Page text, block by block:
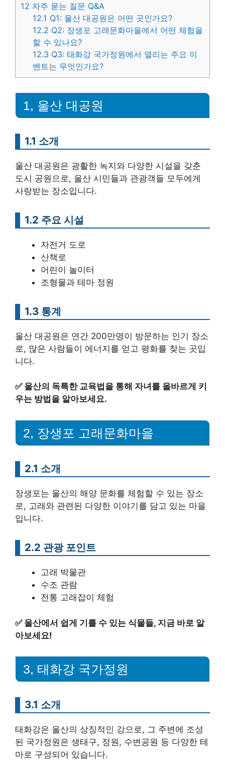
12 자주 묻는 질문 Q&A
12.1 Q1: 울산 대공원은 어떤 곳인가요?
12.2 Q2: 장생포 고래문화마을에서 어떤 체험을
할 수 있나요?
12.3 Q3: 태화강 국가정원에서 열리는 주요 이
벤트는 무엇인가요?
1, 울산 대공원
1.1 소개
울산 대공원은 광활한 녹지와 다양한 시설을 갖춘
도시 공원으로, 울산 시민들과 관광객들 모두에게
사랑받는 장소입니다.
1.2 주요 시설
자전거 도로
산책로
어린이 놀이터
조형물과 테마 정원
1.3 통계
울산 대공원은 연간 200만명이 방문하는 인기 장소
로, 많은 사람들이 에너지를 얻고 평화를 찾는 곳입
니다.
✅ 울산의 독특한 교육법을 통해 자녀를 올바르게 키
우는 방법을 알아보세요.
2, 장생포 고래문화마을
2.1 소개
장생포는 울산의 해양 문화를 체험할 수 있는 장소
로, 고래와 관련된 다양한 이야기를 담고 있는 마을
입니다.
2.2 관광 포인트
고래 박물관
수조 관람
전통 고래잡이 체험
✅ 울산에서 쉽게 기를 수 있는 식물들, 지금 바로 알
아보세요!
3, 태화강 국가정원
3.1 소개
태화강은 울산의 상징적인 강으로, 그 주변에 조성
된 국가정원은 생태구, 정원, 수변공원 등 다양한 테
마로 구성되어 있습니다.